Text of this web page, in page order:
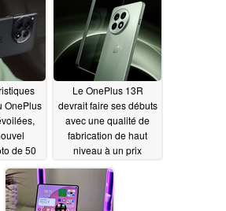
OnePlus
de 50
et une
Le OnePlus 13R
devrait faire ses débuts
avec une qualité de
fabrication de haut
niveau à un prix
attractif12/03/2024